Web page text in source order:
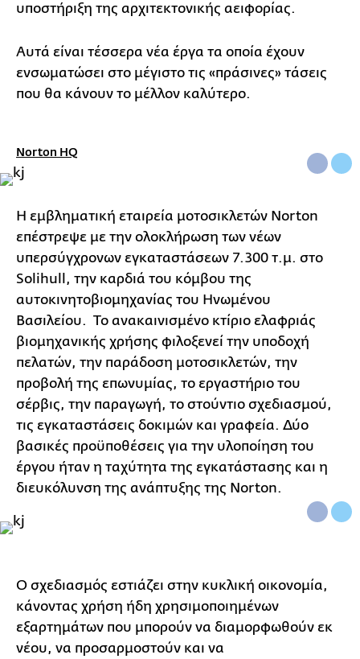
υποστήριξη της αρχιτεκτονικής αειφορίας.
Αυτά είναι τέσσερα νέα έργα τα οποία έχουν
ενσωματώσει στο μέγιστο τις «πράσινες» τάσεις
που θα κάνουν το μέλλον καλύτερο.
Norton HQ
Η εμβληματική εταιρεία μοτοσικλετών Norton
επέστρεψε με την ολοκλήρωση των νέων
υπερσύγχρονων εγκαταστάσεων 7.300 τ.μ. στο
Solihull, την καρδιά του κόμβου της
αυτοκινητοβιομηχανίας του Ηνωμένου
Βασιλείου. Το ανακαινισμένο κτίριο ελαφριάς
βιομηχανικής χρήσης φιλοξενεί την υποδοχή
πελατών, την παράδοση μοτοσικλετών, την
προβολή της επωνυμίας, το εργαστήριο του
σέρβις, την παραγωγή, το στούντιο σχεδιασμού,
τις εγκαταστάσεις δοκιμών και γραφεία. Δύο
βασικές προϋποθέσεις για την υλοποίηση του
έργου ήταν η ταχύτητα της εγκατάστασης και η
διευκόλυνση της ανάπτυξης της Norton.
Ο σχεδιασμός εστιάζει στην κυκλική οικονομία,
κάνοντας χρήση ήδη χρησιμοποιημένων
εξαρτημάτων που μπορούν να διαμορφωθούν εκ
νέου, να προσαρμοστούν και να